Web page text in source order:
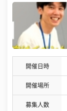
開催日時
開催場所
募集人数